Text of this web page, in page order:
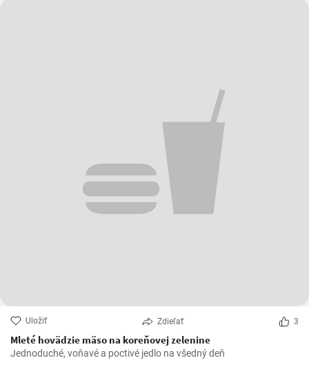
Uložiť Zdieľať 3
Mleté hovädzie mäso na koreňovej zelenine
Jednoduché, voňavé a poctivé jedlo na všedný deň